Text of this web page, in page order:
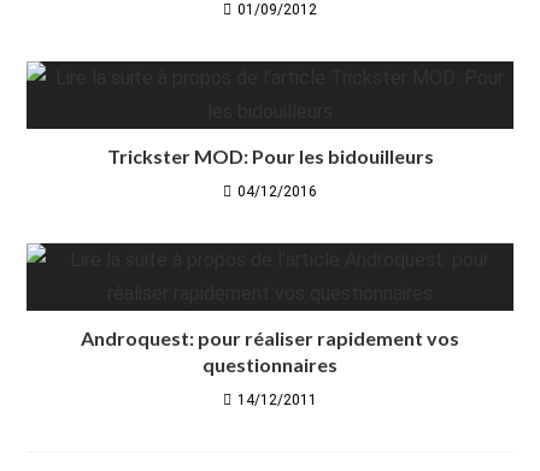
01/09/2012
Trickster MOD: Pour les bidouilleurs
04/12/2016
Androquest: pour réaliser rapidement vos
questionnaires
14/12/2011